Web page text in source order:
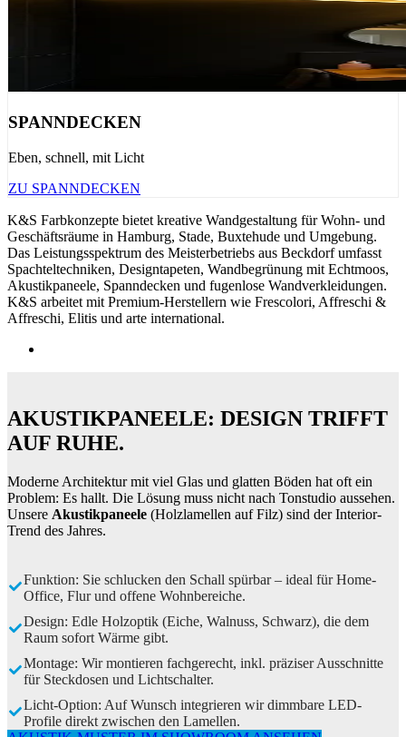
SPANNDECKEN
Eben, schnell, mit Licht
ZU SPANNDECKEN
K&S Farbkonzepte bietet kreative Wandgestaltung für Wohn- und
Geschäftsräume in Hamburg, Stade, Buxtehude und Umgebung.
Das Leistungsspektrum des Meisterbetriebs aus Beckdorf umfasst
Spachteltechniken, Designtapeten, Wandbegrünung mit Echtmoos,
Akustikpaneele, Spanndecken und fugenlose Wandverkleidungen.
K&S arbeitet mit Premium-Herstellern wie Frescolori, Affreschi &
Affreschi, Elitis und arte international.
AKUSTIKPANEELE: DESIGN TRIFFT
AUF RUHE.
Moderne Architektur mit viel Glas und glatten Böden hat oft ein
Problem: Es hallt. Die Lösung muss nicht nach Tonstudio aussehen.
Unsere Akustikpaneele (Holzlamellen auf Filz) sind der Interior-
Trend des Jahres.
Funktion: Sie schlucken den Schall spürbar – ideal für Home-
Office, Flur und offene Wohnbereiche.
Design: Edle Holzoptik (Eiche, Walnuss, Schwarz), die dem
Raum sofort Wärme gibt.
Montage: Wir montieren fachgerecht, inkl. präziser Ausschnitte
für Steckdosen und Lichtschalter.
Licht-Option: Auf Wunsch integrieren wir dimmbare LED-
Profile direkt zwischen den Lamellen.